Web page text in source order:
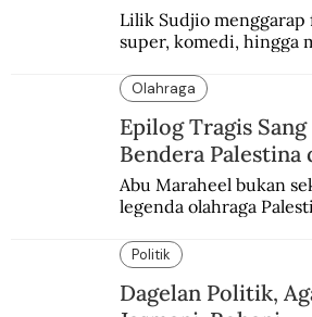
Lilik Sudjio menggarap
super, komedi, hingga
Olahraga
Epilog Tragis
Bendera
Abu Maraheel bukan
legenda olahraga
memblokade Rafah.
Politik
Dagelan Politik,